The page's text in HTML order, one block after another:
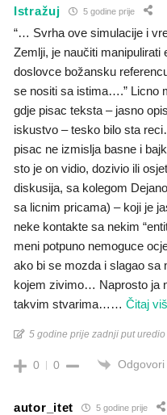
Istražuj 5 godine prije
“… Svrha ove simulacije i
Zemlji, je naučiti manipulirati
doslovce božansku
se nositi sa istima….” Licno
gdje pisac teksta – jasno
iskustvo – tesko bilo sta
pisac ne izmislja basne i
sto je on vidio, dozivio ili
diskusija, sa kolegom
sa licnim pricama) – koji je
neke kontakte sa nekim
meni potpuno nemoguce
ako bi se mozda i slagao sa
kojem zivimo… Naprosto ja
takvim stvarima… … Čitaj
5 godine prije zadnji put uredio
0 0 Odgovori
autor_itet 5 godine prije